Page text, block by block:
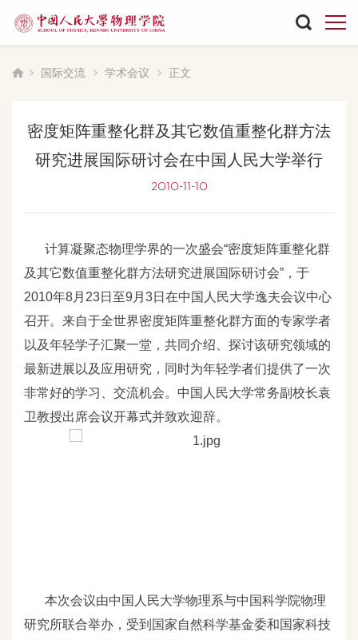
国际交流 学术会议 正文
密度矩阵重整化群及其它数值重整化群方法
研究进展国际研讨会在中国人民大学举行
2010-11-10
计算凝聚态物理学界的一次盛会“密度矩阵重整化群
及其它数值重整化群方法研究进展国际研讨会”，于
2010年8月23日至9 月3日在中国人民大学逸夫会议中心
召开。来自于全世界密度矩阵重整化群方面的专家学者
以及年轻学子汇聚一堂，共同介绍、探讨该研究领域的
最新进展以及应用研究，同时为年轻学者们提供了一次
非常好的学习、交流机会。中国人民大学常务副校长袁
卫教授出席会议开幕式并致欢迎辞。
本次会议由中国人民大学物理系与中国科学院物理
研究所联合举办，受到国家自然科学基金委和国家科技